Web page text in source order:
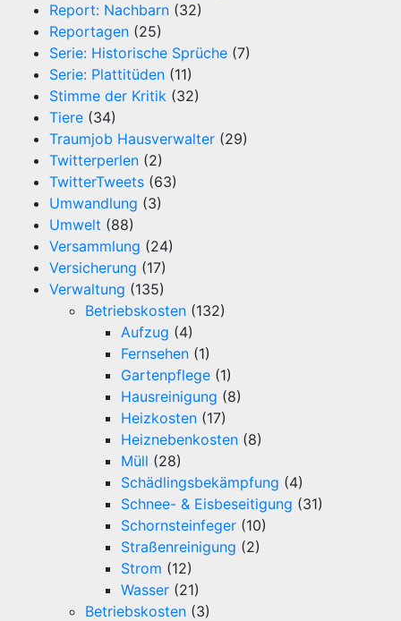
Report: Nachbarn (32)
Reportagen (25)
Serie: Historische Sprüche (7)
Serie: Plattitüden (11)
Stimme der Kritik (32)
Tiere (34)
Traumjob Hausverwalter (29)
Twitterperlen (2)
TwitterTweets (63)
Umwandlung (3)
Umwelt (88)
Versammlung (24)
Versicherung (17)
Verwaltung (135)
Betriebskosten (132)
Aufzug (4)
Fernsehen (1)
Gartenpflege (1)
Hausreinigung (8)
Heizkosten (17)
Heiznebenkosten (8)
Müll (28)
Schädlingsbekämpfung (4)
Schnee- & Eisbeseitigung (31)
Schornsteinfeger (10)
Straßenreinigung (2)
Strom (12)
Wasser (21)
Betriebskosten (3)